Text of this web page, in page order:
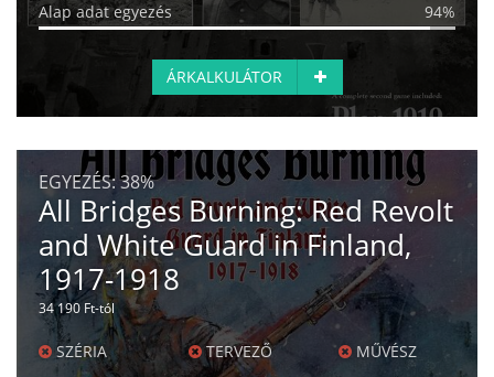
Alap adat egyezés 94%
ÁRKALKULÁTOR
EGYEZÉS:38%
All Bridges Burning: Red Revolt
and White Guard in Finland,
1917-1918
34 190 Ft-tól
SZÉRIA TERVEZŐ MŰVÉSZ